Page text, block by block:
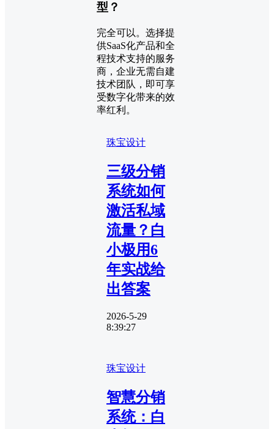
型？
完全可以。选择提
供SaaS化产品和全
程技术支持的服务
商，企业无需自建
技术团队，即可享
受数字化带来的效
率红利。
珠宝设计
三级分销
系统如何
激活私域
流量？白
小极用6
年实战给
出答案
2026-5-29
8:39:27
珠宝设计
智慧分销
系统：白